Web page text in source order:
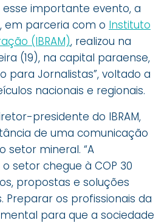
importante evento, a
, em parceria com o Instituto
(IBRAM), realizou na
(19), na capital paraense,
para Jornalistas”, voltado a
nacionais e regionais.
presidente do IBRAM,
de uma comunicação
setor mineral. “A
setor chegue à COP 30
propostas e soluções
Preparar os profissionais da
para que a sociedade